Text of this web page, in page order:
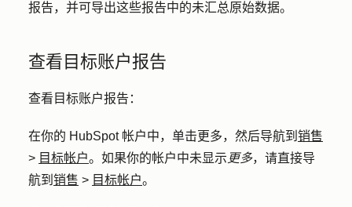
报告，并可导出这些报告中的未汇总原始数据。
查看目标账户报告
查看目标账户报告：
在你的 HubSpot 帐户中，单击更多，然后导航到 销售
> 目标帐户。如果你的帐户中未显示 更多，请直接导
航到 销售 > 目标帐户。